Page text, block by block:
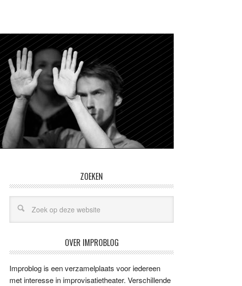
ZOEKEN
OVER IMPROBLOG
Improblog is een verzamelplaats voor iedereen
met interesse in improvisatietheater. Verschillende